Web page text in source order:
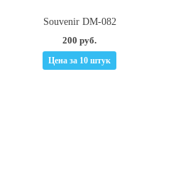
Souvenir DM-082
200 руб.
Цена за 10 штук